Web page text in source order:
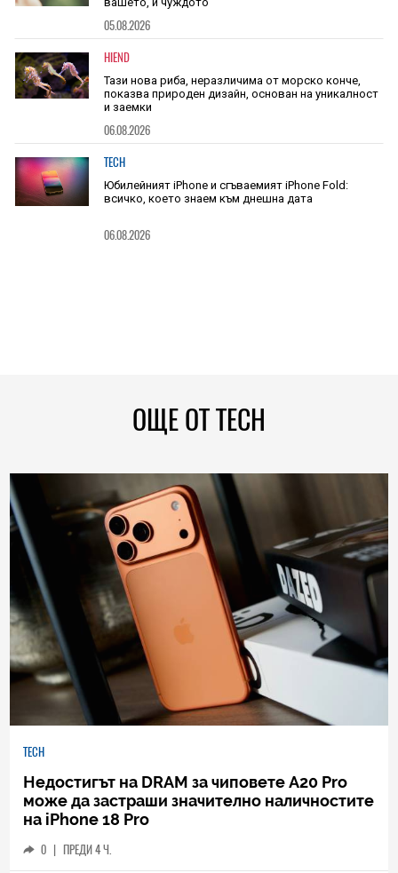
05.08.2026
HIEND
Тази нова риба, неразличима от морско конче,
показва природен дизайн, основан на уникалност
и заемки
06.08.2026
TECH
Юбилейният iPhone и сгъваемият iPhone Fold:
всичко, което знаем към днешна дата
06.08.2026
ОЩЕ ОТ TECH
TECH
Недостигът на DRAM за чиповете A20 Pro
може да застраши значително наличностите
на iPhone 18 Pro
0 | ПРЕДИ 4 Ч.